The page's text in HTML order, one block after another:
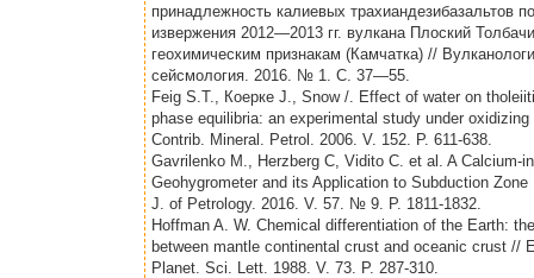
принадлежность калиевых трахиандезибазальтов
извержения 2012—2013 гг. вулкана Плоский
геохимическим признакам (Камчатка) //
сейсмология. 2016. № 1. С. 37—55.
Feig S.T., Коерке J., Snow /. Effect of water on
phase equilibria: an experimental study under
Contrib. Mineral. Petrol. 2006. V. 152. P. 611-638.
Gavrilenko M., Herzberg C, Vidito C. et al. A Calcium-
Geohygrometer and its Application to Subduction
J. of Petrology. 2016. V. 57. № 9. P. 1811-1832.
Hoffman A. W. Chemical differentiation of the Earth:
between mantle continental crust and oceanic crust //
Planet. Sci. Lett. 1988. V. 73. P. 287-310.